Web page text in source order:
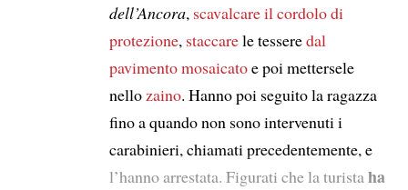
dell’Ancora, scavalcareil cordolo di
protezione, staccarele tesseredal
pavimento mosaicatoe poi mettersele
nello zaino. Hanno poi seguito la ragazza
fino a quando non sono intervenuti i
carabinieri, chiamati precedentemente, e
l’hanno arrestata. Figurati che la turista ha